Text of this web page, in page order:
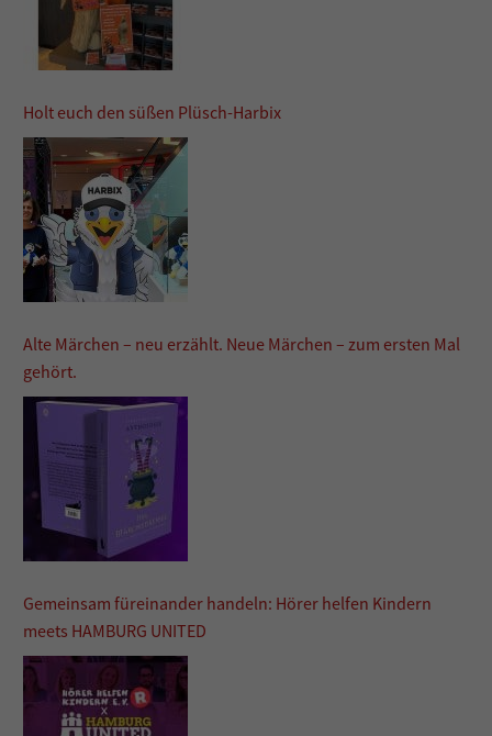
Holt euch den süßen Plüsch-Harbix
Alte Märchen – neu erzählt. Neue Märchen – zum ersten Mal
gehört.
Gemeinsam füreinander handeln: Hörer helfen Kindern
meets HAMBURG UNITED